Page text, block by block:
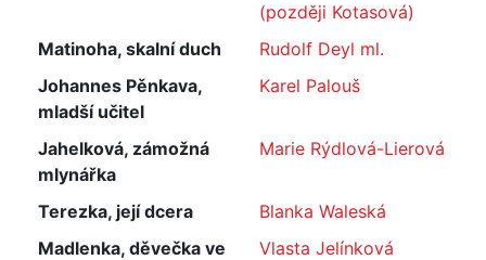
(později Kotasová)
Matinoha, skalní duch
Rudolf Deyl ml.
Johannes Pěnkava,
mladší učitel
Karel Palouš
Jahelková, zámožná
mlynářka
Marie Rýdlová-Lierová
Terezka, její dcera
Blanka Waleská
Madlenka, děvečka ve
Vlasta Jelínková